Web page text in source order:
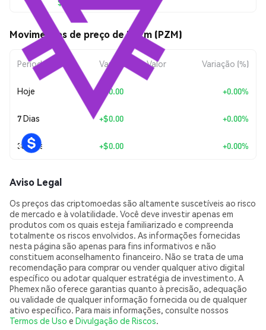
Movimentos de preço de Prizm (PZM)
Período Variação do Valor Variação (%)
Hoje $0.00 +0.00%
7 Dias +$0.00 +0.00%
30 Dias +$0.00 +0.00%
Aviso Legal
Os preços das criptomoedas são altamente suscetíveis ao risco
de mercado e à volatilidade. Você deve investir apenas em
produtos com os quais esteja familiarizado e compreenda
totalmente os riscos envolvidos. As informações fornecidas
nesta página são apenas para fins informativos e não
constituem aconselhamento financeiro. Não se trata de uma
recomendação para comprar ou vender qualquer ativo digital
específico ou adotar qualquer estratégia de investimento. A
Phemex não oferece garantias quanto à precisão, adequação
ou validade de qualquer informação fornecida ou de qualquer
ativo específico. Para mais informações, consulte nossos
Termos de Uso e Divulgação de Riscos.